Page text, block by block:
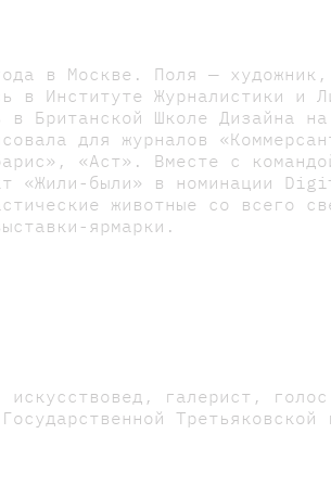
в Москве. Поля — художник,
Институте Журналистики и
Британской Школе Дизайна
для журналов
«Аст». Вместе с
«Жили-были» в номинации
животные со всего
ярмарки.
галерист,